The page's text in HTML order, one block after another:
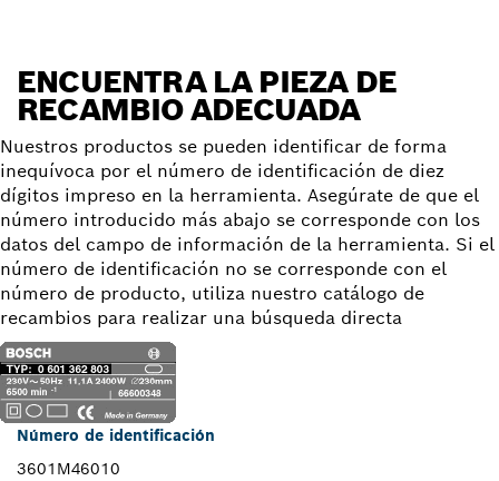
ENCUENTRA LA PIEZA DE
RECAMBIO ADECUADA
Nuestros productos se pueden identificar de forma
inequívoca por el número de identificación de diez
dígitos impreso en la herramienta. Asegúrate de que el
número introducido más abajo se corresponde con los
datos del campo de información de la herramienta. Si el
número de identificación no se corresponde con el
número de producto, utiliza nuestro catálogo de
recambios para realizar una búsqueda directa
Número de identificación
3601M46010